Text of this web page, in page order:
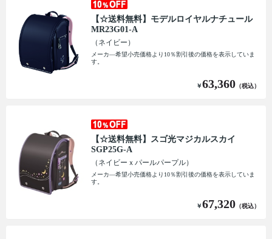
【☆送料無料】モデルロイヤルナチュール
MR23G01-A
（ネイビー）
メーカ―希望小売価格より10％割引後の価格を表示していま
す。
￥63,360 （税込）
【☆送料無料】スゴ光マジカルスカイ
SGP25G-A
（ネイビーｘパールパープル）
メーカ―希望小売価格より10％割引後の価格を表示していま
す。
￥67,320 （税込）